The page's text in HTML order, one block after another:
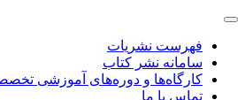
فهرست نشریات
سامانه نشر کتاب
کارگاه‌ها و دوره‌های آموزشی
تماس با ما